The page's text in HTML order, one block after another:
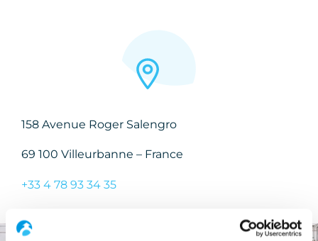
158 Avenue Roger Salengro
69 100 Villeurbanne – France
+33 4 78 93 34 35